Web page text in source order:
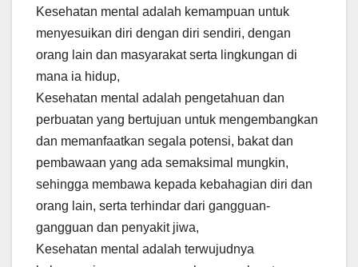
Kesehatan mental adalah kemampuan untuk
menyesuikan diri dengan diri sendiri, dengan
orang lain dan masyarakat serta lingkungan di
mana ia hidup,
Kesehatan mental adalah pengetahuan dan
perbuatan yang bertujuan untuk mengembangkan
dan memanfaatkan segala potensi, bakat dan
pembawaan yang ada semaksimal mungkin,
sehingga membawa kepada kebahagian diri dan
orang lain, serta terhindar dari gangguan-
gangguan dan penyakit jiwa,
Kesehatan mental adalah terwujudnya